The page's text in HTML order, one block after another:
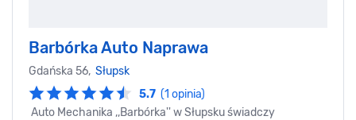
Barbórka Auto Naprawa
Gdańska 56, Słupsk
5.7 (1 opinia)
Auto Mechanika ,,Barbórka'' w Słupsku świadczy